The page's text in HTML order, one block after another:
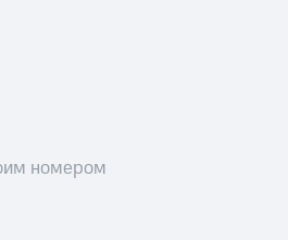
2023
номером